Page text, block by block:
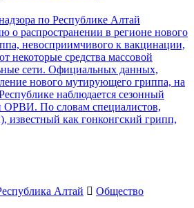
по Республике Алтай
о распространении в регионе нового
невосприимчивого к вакцинации,
некоторые средства массовой
сети. Официальных данных,
нового мутирующего гриппа, на
наблюдается сезонный
ОРВИ. По словам специалистов,
известный как гонконгский грипп,
Алтай Общество